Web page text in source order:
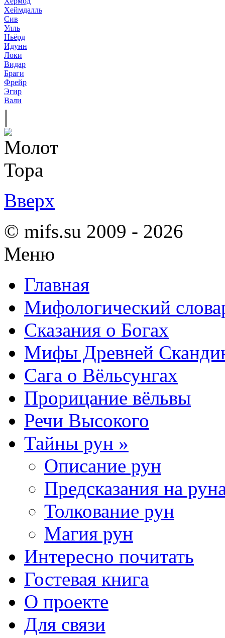
Хеймдалль
Сив
Улль
Ньёрд
Идунн
Локи
Видар
Браги
Фрейр
Эгир
Вали
|
Вверх
© mifs.su 2009 - 2026
Меню
Главная
Мифологический
Сказания о Богах
Мифы Древней
Сага о Вёльсунгах
Прорицание вёльвы
Речи Высокого
Тайны рун »
Описание рун
Предсказания на
Толкование рун
Магия рун
Интересно почитать
Гостевая книга
О проекте
Для связи